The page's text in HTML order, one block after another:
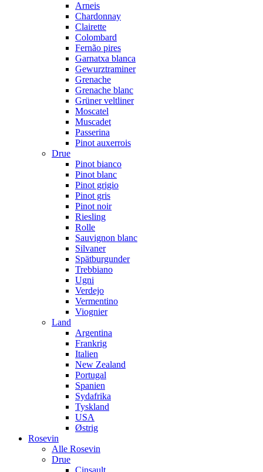
Arneis
Chardonnay
Clairette
Colombard
Fernão pires
Garnatxa blanca
Gewurztraminer
Grenache
Grenache blanc
Grüner veltliner
Moscatel
Muscadet
Passerina
Pinot auxerrois
Drue
Pinot bianco
Pinot blanc
Pinot grigio
Pinot gris
Pinot noir
Riesling
Rolle
Sauvignon blanc
Silvaner
Spätburgunder
Trebbiano
Ugni
Verdejo
Vermentino
Viognier
Land
Argentina
Frankrig
Italien
New Zealand
Portugal
Spanien
Sydafrika
Tyskland
USA
Østrig
Rosevin
Alle Rosevin
Drue